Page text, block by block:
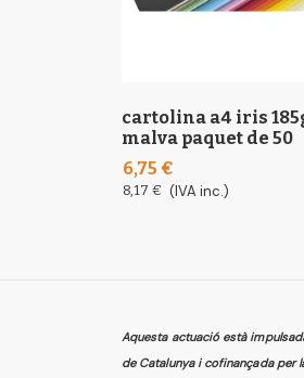
cartolina a4 iris
malva paquet de 50
6,75 €
8,17 € (IVA inc.)
Aquesta actuació està
de Catalunya i cofinançada per